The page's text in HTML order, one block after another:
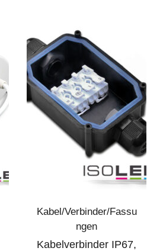
Kabel/Verbinder/Fassu
ngen
Kabelverbinder IP67,